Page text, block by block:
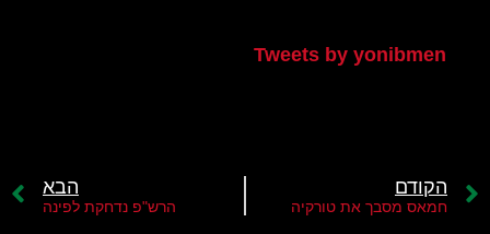
Tweets by yonibmen
הקודם
חמאס מסבך את טורקיה
הבא
הרש"פ נדחקת לפינה